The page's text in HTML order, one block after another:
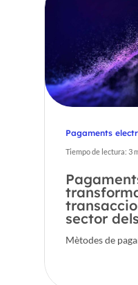
Pagaments
Tiempo de lectura: 3
sector
Mètodes de